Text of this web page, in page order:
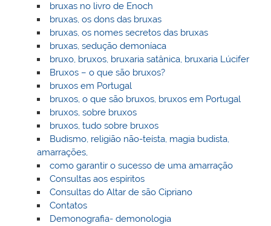
bruxas no livro de Enoch
bruxas, os dons das bruxas
bruxas, os nomes secretos das bruxas
bruxas, sedução demoníaca
bruxo, bruxos, bruxaria satânica, bruxaria Lúcifer
Bruxos – o que são bruxos?
bruxos em Portugal
bruxos, o que são bruxos, bruxos em Portugal
bruxos, sobre bruxos
bruxos, tudo sobre bruxos
Budismo, religião não-teísta, magia budista,
amarrações,
como garantir o sucesso de uma amarração
Consultas aos espíritos
Consultas do Altar de são Cipriano
Contatos
Demonografia- demonologia